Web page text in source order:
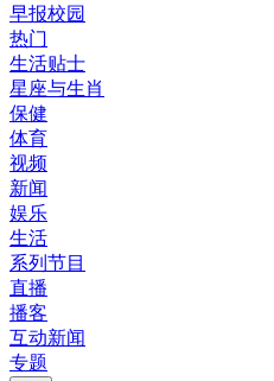
早报校园
热门
生活贴士
星座与生肖
保健
体育
视频
新闻
娱乐
生活
系列节目
直播
播客
互动新闻
专题